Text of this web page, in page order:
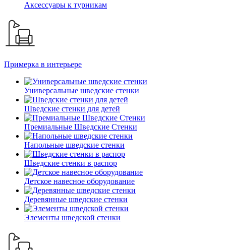
Аксессуары к турникам
Примерка в интерьере
Универсальные шведские стенки
Шведские стенки для детей
Премиальные Шведские Стенки
Напольные шведские стенки
Шведские стенки в распор
Детское навесное оборудование
Деревянные шведские стенки
Элементы шведской стенки